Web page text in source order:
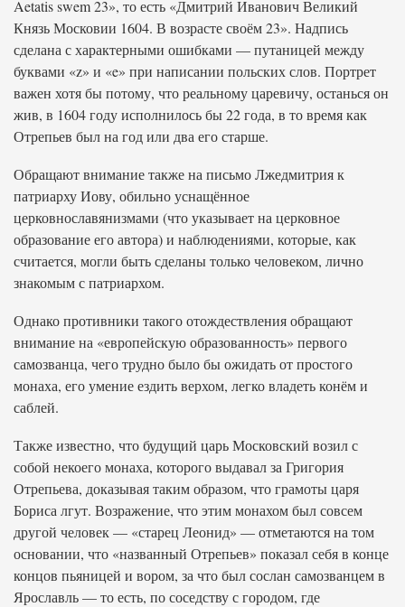
Aetatis swem 23», то есть «Дмитрий Иванович Великий
Князь Московии 1604. В возрасте своём 23». Надпись
сделана с характерными ошибками — путаницей между
буквами «z» и «e» при написании польских слов. Портрет
важен хотя бы потому, что реальному царевичу, останься он
жив, в 1604 году исполнилось бы 22 года, в то время как
Отрепьев был на год или два его старше.
Обращают внимание также на письмо Лжедмитрия к
патриарху Иову, обильно уснащённое
церковнославянизмами (что указывает на церковное
образование его автора) и наблюдениями, которые, как
считается, могли быть сделаны только человеком, лично
знакомым с патриархом.
Однако противники такого отождествления обращают
внимание на «европейскую образованность» первого
самозванца, чего трудно было бы ожидать от простого
монаха, его умение ездить верхом, легко владеть конём и
саблей.
Также известно, что будущий царь Московский возил с
собой некоего монаха, которого выдавал за Григория
Отрепьева, доказывая таким образом, что грамоты царя
Бориса лгут. Возражение, что этим монахом был совсем
другой человек — «старец Леонид» — отметаются на том
основании, что «названный Отрепьев» показал себя в конце
концов пьяницей и вором, за что был сослан самозванцем в
Ярославль — то есть, по соседству с городом, где